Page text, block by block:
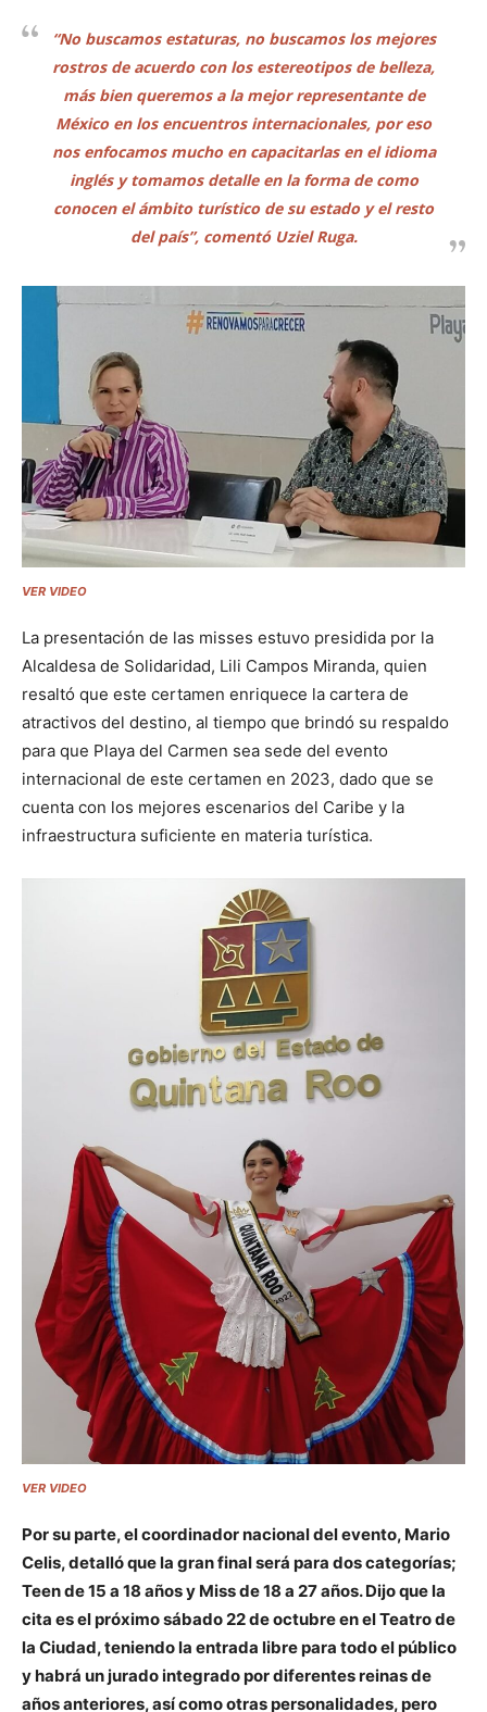
“No buscamos estaturas, no buscamos los mejores
rostros de acuerdo con los estereotipos de belleza,
más bien queremos a la mejor representante de
México en los encuentros internacionales, por eso
nos enfocamos mucho en capacitarlas en el idioma
inglés y tomamos detalle en la forma de como
conocen el ámbito turístico de su estado y el resto
del país”, comentó Uziel Ruga.
VER VIDEO
La presentación de las misses estuvo presidida por la
Alcaldesa de Solidaridad, Lili Campos Miranda, quien
resaltó que este certamen enriquece la cartera de
atractivos del destino, al tiempo que brindó su respaldo
para que Playa del Carmen sea sede del evento
internacional de este certamen en 2023, dado que se
cuenta con los mejores escenarios del Caribe y la
infraestructura suficiente en materia turística.
VER VIDEO
Por su parte, el coordinador nacional del evento, Mario
Celis, detalló que la gran final será para dos categorías;
Teen de 15 a 18 años y Miss de 18 a 27 años. Dijo que la
cita es el próximo sábado 22 de octubre en el Teatro de
la Ciudad, teniendo la entrada libre para todo el público
y habrá un jurado integrado por diferentes reinas de
años anteriores, así como otras personalidades, pero